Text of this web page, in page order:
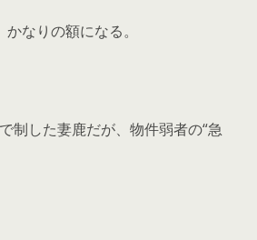
なりの額になる。
制した妻鹿だが、物件弱者の“急